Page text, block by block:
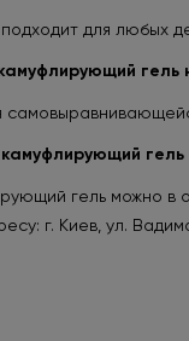
для любых
гель
камуфлирующий
гель можно в
г. Киев, ул.